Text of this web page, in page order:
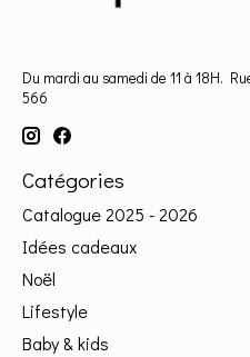
Du mardi au samedi de 11 à 18H.
566
Catégories
Catalogue 2025 - 2026
Idées cadeaux
Noël
Lifestyle
Baby & kids